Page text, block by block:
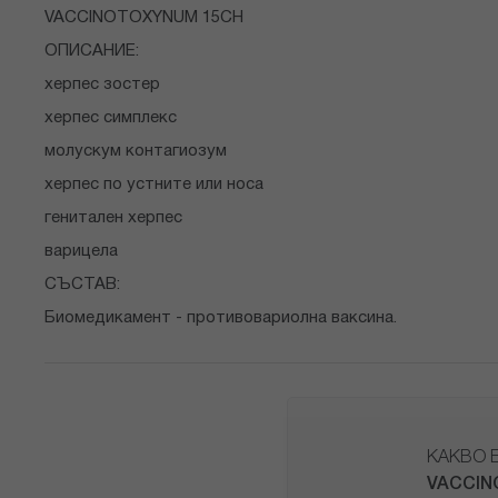
VACCINOTOXYNUM 15CH
ОПИСАНИЕ:
херпес зостер
херпес симплекс
молускум контагиозум
херпес по устните или носа
генитален херпес
варицела
СЪСТАВ:
Биомедикамент - противовариолна ваксина.
КАКВО